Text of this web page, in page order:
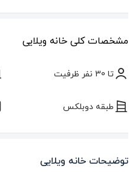
مشخصات کلی خانه ویلایی
تا 30 نفر ظرفیت
طبقه دوبلکس
توضیحات خانه ویلایی